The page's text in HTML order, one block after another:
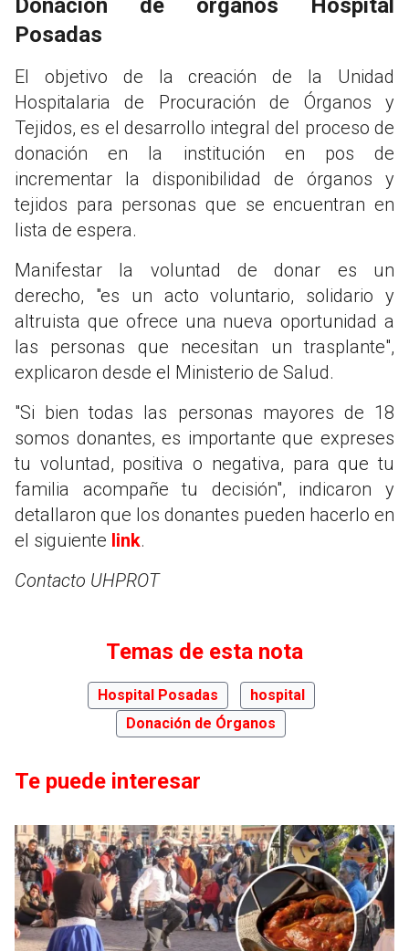
Donación de órganos Hospital
Posadas
El objetivo de la creación de la Unidad
Hospitalaria de Procuración de Órganos y
Tejidos, es el desarrollo integral del proceso de
donación en la institución en pos de
incrementar la disponibilidad de órganos y
tejidos para personas que se encuentran en
lista de espera.
Manifestar la voluntad de donar es un
derecho, "es un acto voluntario, solidario y
altruista que ofrece una nueva oportunidad a
las personas que necesitan un trasplante",
explicaron desde el Ministerio de Salud.
"Si bien todas las personas mayores de 18
somos donantes, es importante que expreses
tu voluntad, positiva o negativa, para que tu
familia acompañe tu decisión", indicaron y
detallaron que los donantes pueden hacerlo en
el siguiente link.
Contacto UHPROT
Temas de esta nota
Hospital Posadas
hospital
Donación de Órganos
Te puede interesar